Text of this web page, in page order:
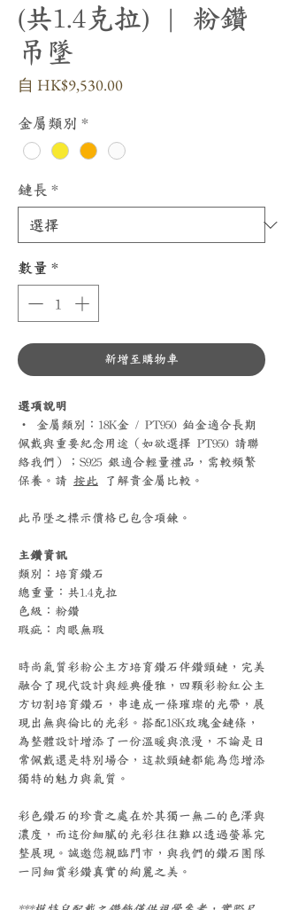
(共1.4克拉) | 粉鑽
吊墜
自 HK$9,530.00促
格
金屬類別 *
鏈長 *
數量 *
新增至購物車
選項說明
‧ 金屬類別：18K金 / PT950 鉑金適合長期
佩戴與重要紀念用途（如欲選擇 PT950 請聯
絡我們）；S925 銀適合輕量禮品，需較頻繁
保養。請 按此 了解貴金屬比較。
此吊墜之標示價格已包含項鍊。
主鑽資訊
類別：培育鑽石
總重量：共1.4克拉
色級：粉鑽
瑕疵：肉眼無瑕
時尚氣質彩粉公主方培育鑽石伴鑽頸鏈，完美
融合了現代設計與經典優雅，四顆彩粉紅公主
方切割培育鑽石，串連成一條璀璨的光帶，展
現出無與倫比的光彩。搭配18K玫瑰金鏈條，
為整體設計增添了一份溫暖與浪漫，不論是日
常佩戴還是特別場合，這款頸鏈都能為您增添
獨特的魅力與氣質。
彩色鑽石的珍貴之處在於其獨一無二的色澤與
濃度，而這份細膩的光彩往往難以透過螢幕完
整展現。誠邀您親臨門市，與我們的鑽石團隊
一同細賞彩鑽真實的絢麗之美。